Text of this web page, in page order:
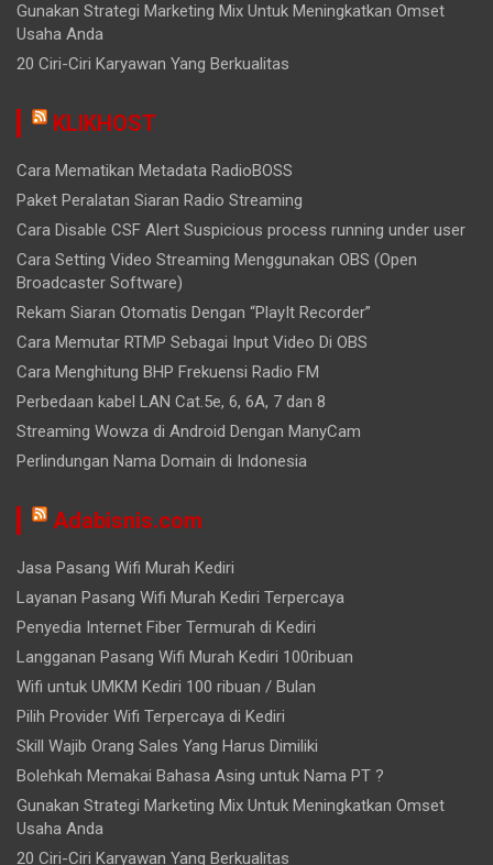
Gunakan Strategi Marketing Mix Untuk Meningkatkan Omset
Usaha Anda
20 Ciri-Ciri Karyawan Yang Berkualitas
KLIKHOST
Cara Mematikan Metadata RadioBOSS
Paket Peralatan Siaran Radio Streaming
Cara Disable CSF Alert Suspicious process running under user
Cara Setting Video Streaming Menggunakan OBS (Open
Broadcaster Software)
Rekam Siaran Otomatis Dengan “PlayIt Recorder”
Cara Memutar RTMP Sebagai Input Video Di OBS
Cara Menghitung BHP Frekuensi Radio FM
Perbedaan kabel LAN Cat.5e, 6, 6A, 7 dan 8
Streaming Wowza di Android Dengan ManyCam
Perlindungan Nama Domain di Indonesia
Adabisnis.com
Jasa Pasang Wifi Murah Kediri
Layanan Pasang Wifi Murah Kediri Terpercaya
Penyedia Internet Fiber Termurah di Kediri
Langganan Pasang Wifi Murah Kediri 100ribuan
Wifi untuk UMKM Kediri 100 ribuan / Bulan
Pilih Provider Wifi Terpercaya di Kediri
Skill Wajib Orang Sales Yang Harus Dimiliki
Bolehkah Memakai Bahasa Asing untuk Nama PT ?
Gunakan Strategi Marketing Mix Untuk Meningkatkan Omset
Usaha Anda
20 Ciri-Ciri Karyawan Yang Berkualitas